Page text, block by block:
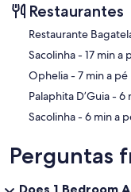
Restaurantes
‪Sacolinha - ‬17 min
‪Ophelia - ‬7 min a pé
‪Sacolinha - ‬6 min a
Perguntas
Does 1 Bedroom